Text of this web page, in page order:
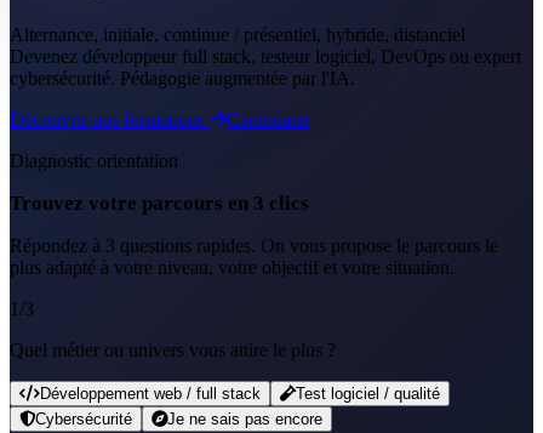
Alternance, initiale, continue / présentiel, hybride, distanciel
Devenez développeur full stack, testeur logiciel, DevOps ou expert
cybersécurité. Pédagogie augmentée par l'IA.
Découvrir nos formations
Candidater
Diagnostic orientation
Trouvez votre parcours en 3 clics
Répondez à 3 questions rapides. On vous propose le parcours le
plus adapté à votre niveau, votre objectif et votre situation.
1/3
Quel métier ou univers vous attire le plus ?
Développement web / full stack
Test logiciel / qualité
Cybersécurité
Je ne sais pas encore